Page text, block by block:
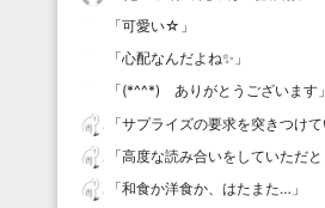
「可愛い☆ 」
「心配なんだよね✨ 」
「(*^^*) ありがとうございます 」
「サプライズの要求を突きつけ
「高度な読み合いをしていただと
「和食か洋食か、はたまた… 」